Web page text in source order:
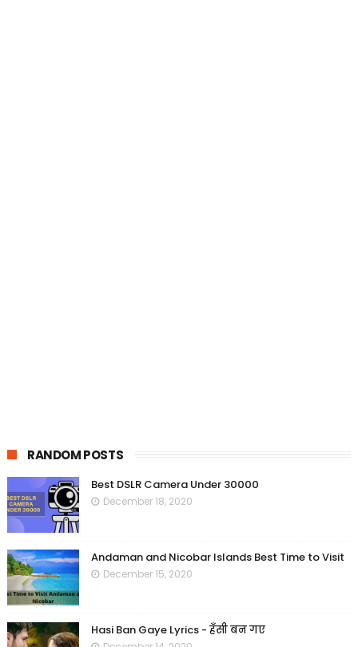
RANDOM POSTS
Best DSLR Camera Under 30000
December 18, 2020
Andaman and Nicobar Islands Best Time to Visit
December 15, 2020
Hasi Ban Gaye Lyrics - हँसी बन गए